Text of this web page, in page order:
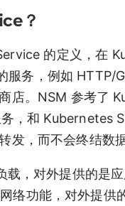
？
的定义，在
服务，例如 HTTP/
店。NSM 参考了
，和 Kubernetes
发，而不会终结
，对外提供的是
络功能，对外提供